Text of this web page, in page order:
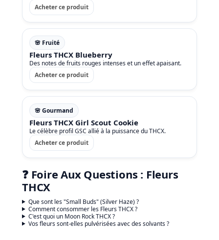
Acheter ce produit
🌸 Fruité
Fleurs THCX Blueberry
Des notes de fruits rouges intenses et un effet apaisant.
Acheter ce produit
🌸 Gourmand
Fleurs THCX Girl Scout Cookie
Le célèbre profil GSC allié à la puissance du THCX.
Acheter ce produit
❓ Foire Aux Questions : Fleurs
THCX
Que sont les "Small Buds" (Silver Haze) ?
Comment consommer les Fleurs THCX ?
C'est quoi un Moon Rock THCX ?
Vos fleurs sont-elles pulvérisées avec des solvants ?